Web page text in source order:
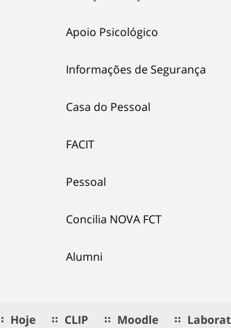
Apoio Psicológico
Informações de Segurança
Casa do Pessoal
FACIT
Pessoal
Concilia NOVA FCT
Alumni
Hoje CLIP Moodle